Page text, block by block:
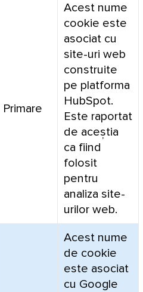
Primare
Acest nume
cookie este
asociat cu
site-uri web
construite
pe platforma
HubSpot.
Este raportat
de aceștia
ca fiind
folosit
pentru
analiza site-
urilor web.
Acest nume
de cookie
este asociat
cu Google